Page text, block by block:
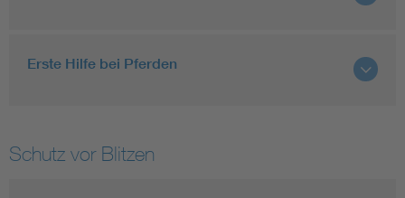
Erste Hilfe bei Pferden
Schutz vor Blitzen